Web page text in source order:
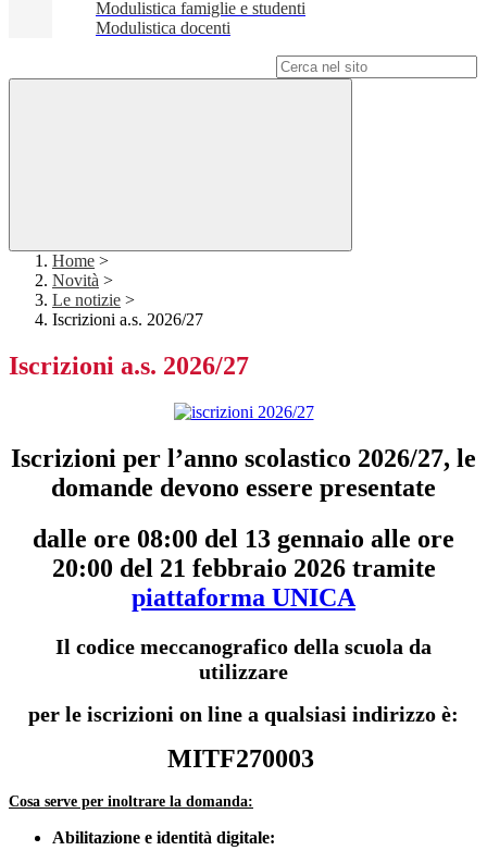
Modulistica famiglie e studenti
Modulistica docenti
Home >
Novità >
Le notizie >
Iscrizioni a.s. 2026/27
Iscrizioni a.s. 2026/27
Iscrizioni per l’anno scolastico 2026/27, le
domande devono essere presentate
dalle ore 08:00 del 13 gennaio alle ore
20:00 del 21 febbraio 2026 tramite
piattaforma UNICA
Il codice meccanografico della scuola da
utilizzare
per le iscrizioni on line a qualsiasi indirizzo è:
MITF270003
Cosa serve per inoltrare la domanda:
Abilitazione e identità digitale: